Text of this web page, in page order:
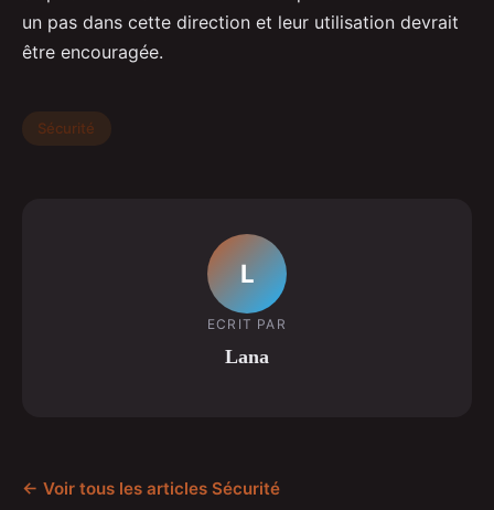
un pas dans cette direction et leur utilisation devrait
être encouragée.
Sécurité
L
ECRIT PAR
Lana
← Voir tous les articles Sécurité